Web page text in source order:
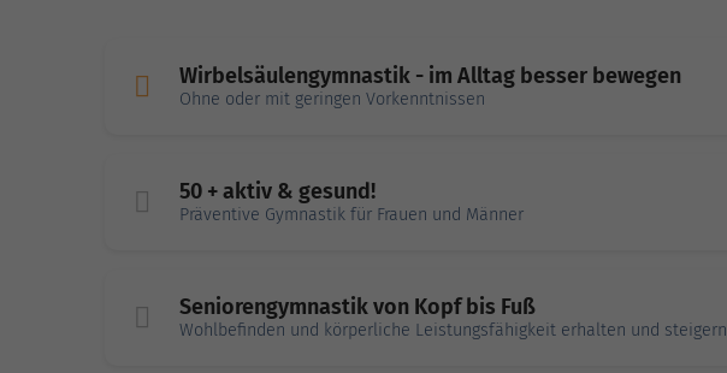
Wirbelsäulengymnastik - im Alltag besser bewegen
Ohne oder mit geringen Vorkenntnissen
50 + aktiv & gesund!
Präventive Gymnastik für Frauen und Männer
Seniorengymnastik von Kopf bis Fuß
Wohlbefinden und körperliche Leistungsfähigkeit erhalten und steigern